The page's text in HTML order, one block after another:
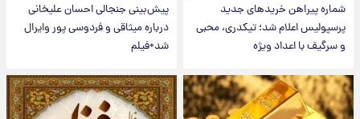
شماره پیراهن خریدهای جدید
پرسپولیس اعلام شد؛ تیکدری، محبی
و سرگیف با اعداد ویژه
پیش‌بینی جنجالی احسان علیخانی
درباره میثاقی و فردوسی پور وایرال
شد+فیلم